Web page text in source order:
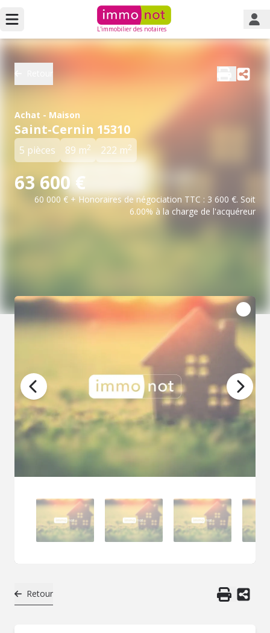
L'immobilier des notaires
Achat - Maison
Saint-Cernin 15310
5 pièces 89 m2 222 m2
63 600 €
60 000 € + Honoraires de négociation TTC : 3 600 €. Soit
6.00% à la charge de l'acquéreur
Retour